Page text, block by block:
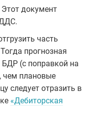
документ
часть
прогнозная
БДР (с поправкой на
чем плановые
следует отразить в
«Дебиторская